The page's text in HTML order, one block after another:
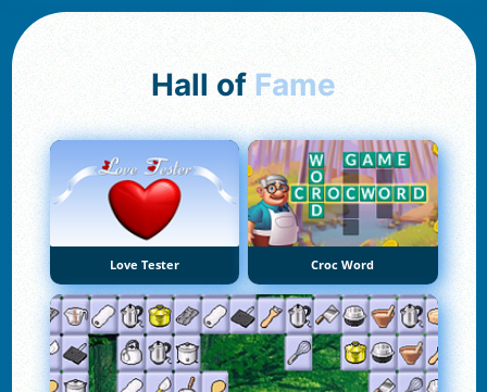
Hall of Fame
Love Tester Croc Word